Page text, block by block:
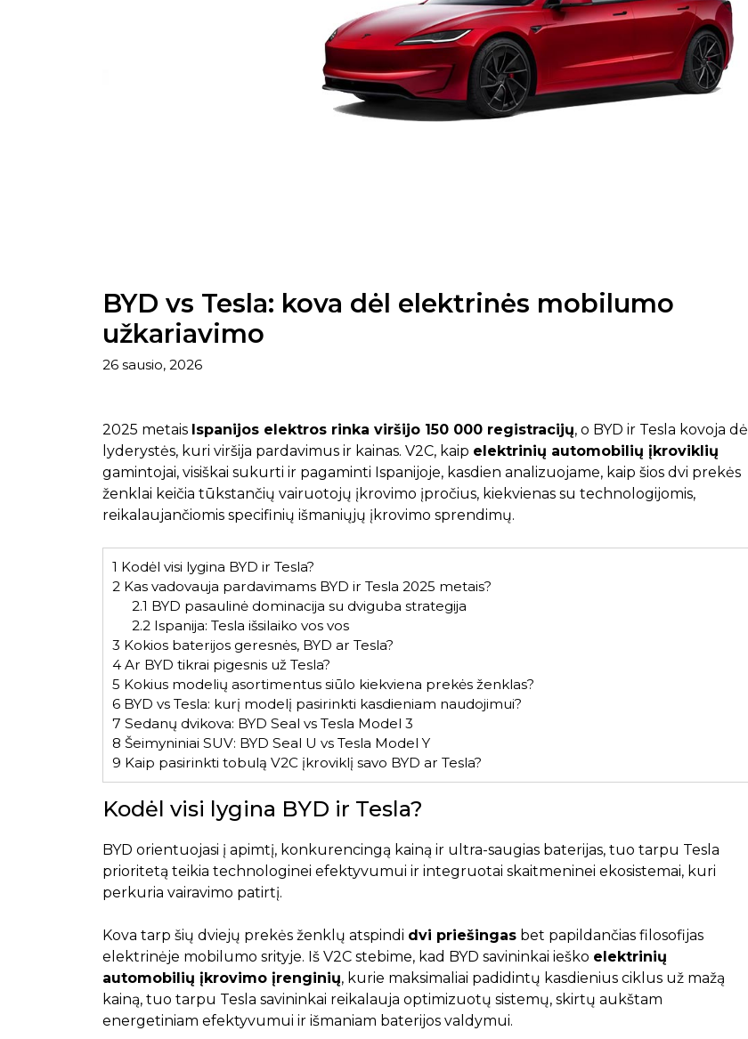
BYD vs Tesla: kova dėl elektrinės mobilumo
užkariavimo
26 sausio, 2026
2025 metais Ispanijos elektros rinka viršijo 150 000 registracijų, o BYD ir Tesla kovoja dėl
lyderystės, kuri viršija pardavimus ir kainas. V2C, kaip elektrinių automobilių įkroviklių
gamintojai, visiškai sukurti ir pagaminti Ispanijoje, kasdien analizuojame, kaip šios dvi prekės
ženklai keičia tūkstančių vairuotojų įkrovimo įpročius, kiekvienas su technologijomis,
reikalaujančiomis specifinių išmaniųjų įkrovimo sprendimų.
1 Kodėl visi lygina BYD ir Tesla?
2Kas vadovauja pardavimams BYD ir Tesla 2025 metais?
2.1 BYD pasaulinė dominacija su dviguba strategija
2.2 Ispanija: Tesla išsilaiko vos vos
3 Kokios baterijos geresnės, BYD ar Tesla?
4Ar BYD tikrai pigesnis už Tesla?
5 Kokius modelių asortimentus siūlo kiekviena prekės ženklas?
6BYD vs Tesla: kurį modelį pasirinkti kasdieniam naudojimui?
7 Sedanų dvikova: BYD Seal vs Tesla Model 3
8 Šeimyniniai SUV: BYD Seal U vs Tesla Model Y
9 Kaip pasirinkti tobulą V2C įkroviklį savo BYD ar Tesla?
Kodėl visi lygina BYD ir Tesla?
BYD orientuojasi į apimtį, konkurencingą kainą ir ultra-saugias baterijas, tuo tarpu Tesla
prioritetą teikia technologinei efektyvumui ir integruotai skaitmeninei ekosistemai, kuri
perkuria vairavimo patirtį.
Kova tarp šių dviejų prekės ženklų atspindi dvi priešingasbet papildančias filosofijas
elektrinėje mobilumo srityje. Iš V2C stebime, kad BYD savininkai ieško elektrinių
automobilių įkrovimo įrenginių, kurie maksimaliai padidintų kasdienius ciklus už mažą
kainą, tuo tarpu Tesla savininkai reikalauja optimizuotų sistemų, skirtų aukštam
energetiniam efektyvumui ir išmaniam baterijos valdymui.